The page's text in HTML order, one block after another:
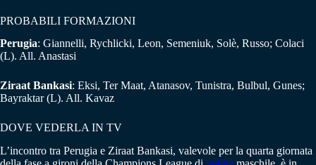
PROBABILI FORMAZIONI
Perugia: Giannelli, Rychlicki, Leon, Semeniuk, Solè, Russo; Colaci
(L). All. Anastasi
Ziraat Bankasi: Eksi, Ter Maat, Atanasov, Tunistra, Bulbul, Gunes;
Bayraktar (L). All. Kavaz
DOVE VEDERLA IN TV
L’incontro tra Perugia e Ziraat Bankasi, valevole per la quarta giornata